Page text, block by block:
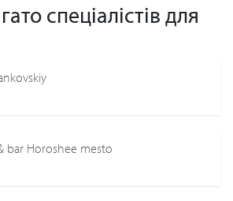
спеціалістів для
bar Horoshee mesto